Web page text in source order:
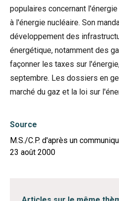
populaires concernant
à l'énergie nucléaire. Son
développement des
énergétique, notamment des
façonner les taxes sur
septembre. Les dossiers en
marché du gaz et la loi sur
Source
M.S./C.P. d'après un
23 août 2000